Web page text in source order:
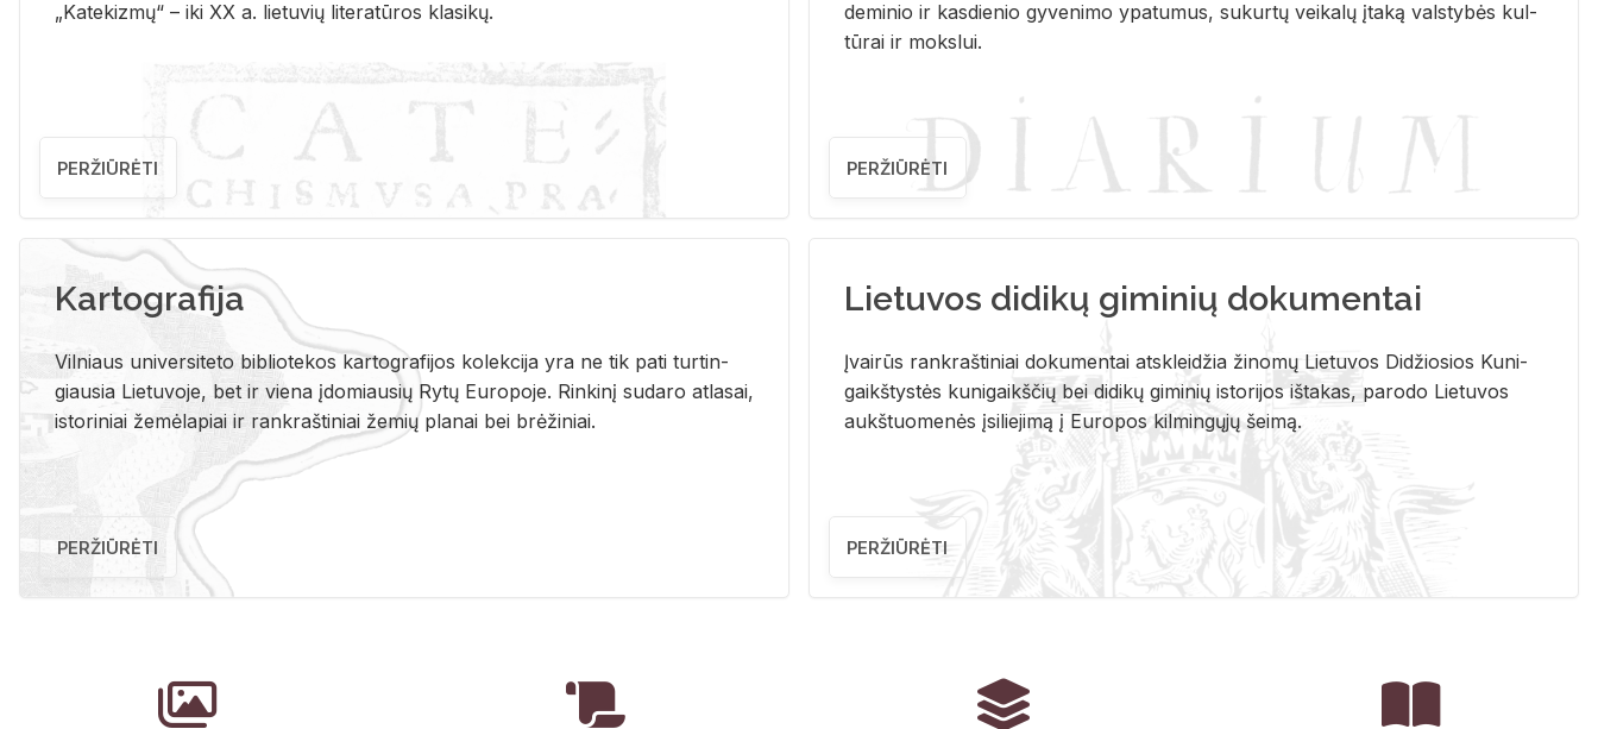
„Ka­te­kiz­mų“ – iki XX a. lie­tu­vių li­te­ra­tū­ros kla­si­kų.
PERŽIŪRĖTI
de­mi­nio ir kas­die­nio gy­ve­ni­mo ypa­tu­mus, su­kur­tų vei­ka­lų įta­ką vals­ty­bės kul­
tū­rai ir moks­lui.
PERŽIŪRĖTI
Kartografija
Vil­niaus uni­ver­si­te­to bi­b­lio­te­kos kar­to­gra­fi­jos ko­lek­ci­ja yra ne tik pati tur­tin­
giau­sia Lie­tu­vo­je, bet ir vie­na įdo­miau­sių Rytų Eu­ro­po­je. Rin­ki­nį su­da­ro at­la­sai,
is­to­ri­niai že­mė­la­piai ir rank­raš­ti­niai že­mių pla­nai bei brė­ži­niai.
PERŽIŪRĖTI
Lietuvos didikų giminių dokumentai
Įvai­rūs rank­raš­ti­niai do­ku­men­tai at­sklei­džia ži­no­mų Lie­tu­vos Di­džio­sios Ku­ni­
gaikš­tys­tės ku­ni­gaikš­čių bei di­di­kų gi­mi­nių is­to­ri­jos iš­ta­kas, pa­ro­do Lie­tu­vos
aukš­tuo­me­nės įsi­lie­ji­mą į Eu­ro­pos kil­min­gų­jų šei­mą.
PERŽIŪRĖTI